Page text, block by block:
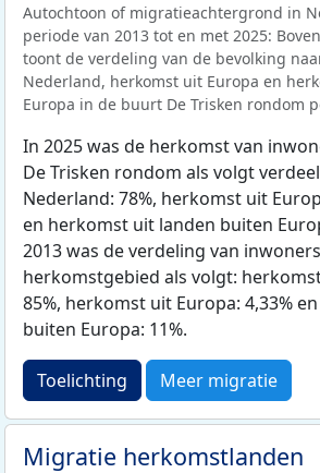
Autochtoon of migratieachtergrond in
periode van 2013 tot en met 2025:
toont de verdeling van de bevolking
Nederland, herkomst uit Europa en
Europa in de buurt De Trisken rondom
In 2025 was de herkomst van
De Trisken rondom als volgt
Nederland: 78%, herkomst uit
en herkomst uit landen buiten
2013 was de verdeling van
herkomstgebied als volgt:
85%, herkomst uit Europa: 4,33%
buiten Europa: 11%.
Toelichting Meer migratie
Migratie herkomstlanden